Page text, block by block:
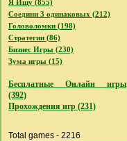
Я Ищу (855)
Соедини 3 одинаковых (212)
Головоломки (198)
Стратегии (86)
Бизнес Игры (230)
Зума игры (15)
Бесплатные Онлайн игры
(392)
Прохождения игр (231)
Total games - 2216